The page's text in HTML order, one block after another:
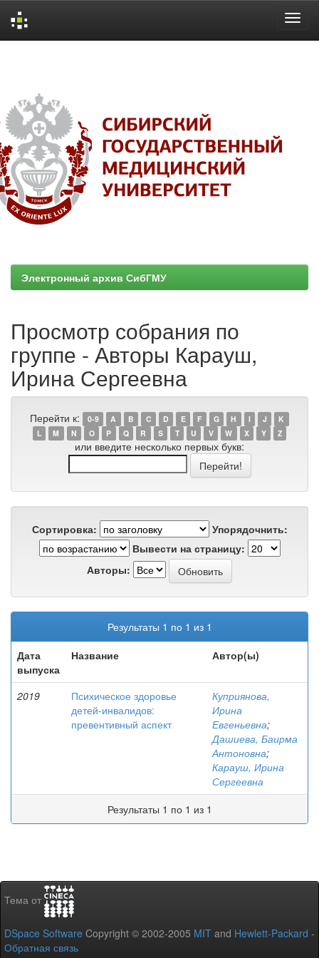
Электронный архив СибГМУ
Просмотр собрания по
группе - Авторы Карауш,
Ирина Сергеевна
Перейти к: 0-9 A B C D E F G H I J
K
L
M N O P Q R S T U V W X Y Z
или введите несколько первых букв:
Сортировка:
Упорядочнить:
Вывести на страницу:
Авторы:
Результаты 1 по 1 из 1
Дата
выпуска
Название Автор(ы)
2019
Психическое здоровье
детей-инвалидов:
превентивный аспект
Куприянова,
Ирина
Евгеньевна;
Дашиева, Баирма
Антоновна;
Карауш, Ирина
Сергеевна
Результаты 1 по 1 из 1
Тема от
DSpace Software Copyright © 2002-2005 MIT and Hewlett-Packard -
Обратная связь